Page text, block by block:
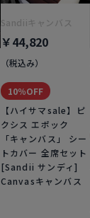
Sandiiキャンバス
￥44,820
（税込み）
10％OFF
【ハイサマsale】ピ
クシス エポック
「キャンバス」 シー
トカバー 全席セット
[Sandii サンディ]
Canvasキャンバス